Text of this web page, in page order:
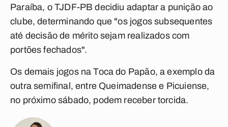
Paraíba, o TJDF-PB decidiu adaptar a punição ao
clube, determinando que "os jogos subsequentes
até decisão de mérito sejam realizados com
portões fechados".
Os demais jogos na Toca do Papão, a exemplo da
outra semifinal, entre Queimadense e Picuiense,
no próximo sábado, podem receber torcida.